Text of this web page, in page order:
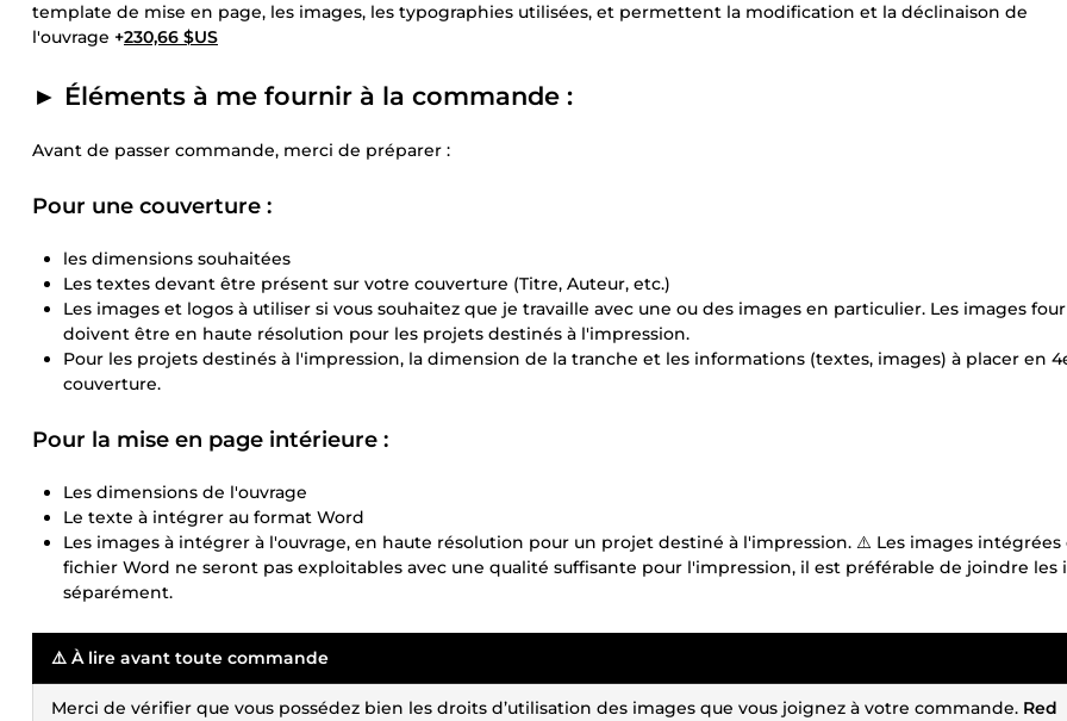
template de mise en page, les images, les typographies utilisées, et permettent la modification et la déclinaison de
l'ouvrage +230,66 $US
► Éléments à me fournir à la commande :
Avant de passer commande, merci de préparer :
Pour une couverture :
les dimensions souhaitées
Les textes devant être présent sur votre couverture (Titre, Auteur, etc.)
Les images et logos à utiliser si vous souhaitez que je travaille avec une ou des images en particulier. Les images
doivent être en haute résolution pour les projets destinés à l'impression.
Pour les projets destinés à l'impression, la dimension de la tranche et les informations (textes, images) à placer en
couverture.
Pour la mise en page intérieure :
Les dimensions de l'ouvrage
Le texte à intégrer au format Word
Les images à intégrer à l'ouvrage, en haute résolution pour un projet destiné à l'impression. ⚠️ Les images intégrées
fichier Word ne seront pas exploitables avec une qualité suffisante pour l'impression, il est préférable de joindre les
séparément.
⚠️ À lire avant toute commande
Merci de vérifier que vous possédez bien les droits d’utilisation des images que vous joignez à votre commande. Red